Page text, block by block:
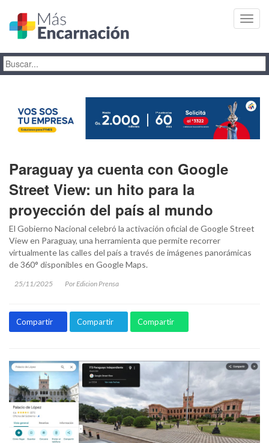
Paraguay ya cuenta con Google
Street View: un hito para la
proyección del país al mundo
El Gobierno Nacional celebró la activación oficial de Google Street
View en Paraguay, una herramienta que permite recorrer
virtualmente las calles del país a través de imágenes panorámicas
de 360° disponibles en Google Maps.
25/11/2025 Por Edicion Prensa
Compartir Compartir Compartir